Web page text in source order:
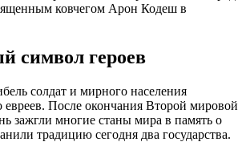
ковчегом Арон Кодеш в
символ героев
солдат и мирного населения
евреев. После окончания Второй мировой
зажгли многие станы мира в память о
традицию сегодня два государства.